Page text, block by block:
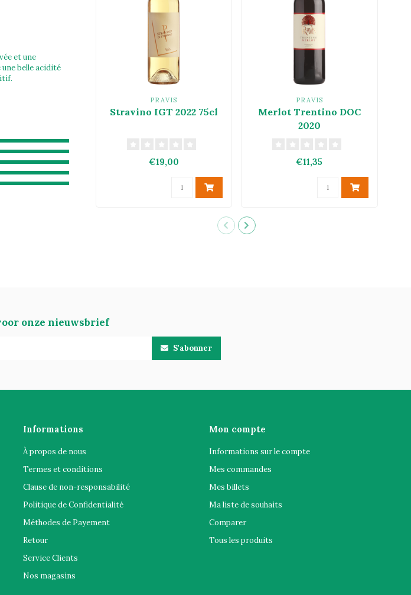
et une
belle acidité
PRAVIS
Stravino IGT 2022 75cl
€19,00
PRAVIS
Merlot Trentino DOC
2020
€11,35
onze nieuwsbrief
S'abonner
Informations
À propos de nous
Termes et conditions
Clause de non-responsabilité
Politique de Confidentialité
Méthodes de Payement
Retour
Service Clients
Nos magasins
Mon compte
Informations sur le compte
Mes commandes
Mes billets
Ma liste de souhaits
Comparer
Tous les produits